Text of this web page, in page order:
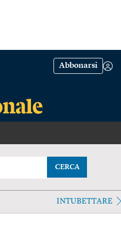
Abbonarsi
CERCA
INTUBETTARE